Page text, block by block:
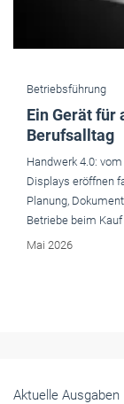
Betriebsführung
Ein Gerät für
Berufsalltag
Handwerk 4.0:
Displays eröffnen
Planung,
Betriebe beim
Mai 2026
Aktuelle Ausgaben